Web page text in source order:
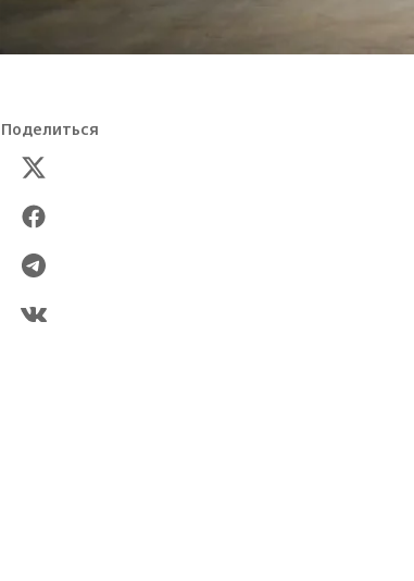
Поделиться